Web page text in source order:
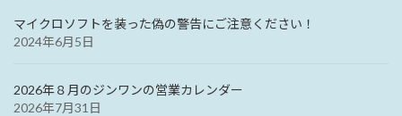
マイクロソフトを装った偽の警告にご注意ください！
2024年6月5日
2026年８月のジンワンの営業カレンダー
2026年7月31日